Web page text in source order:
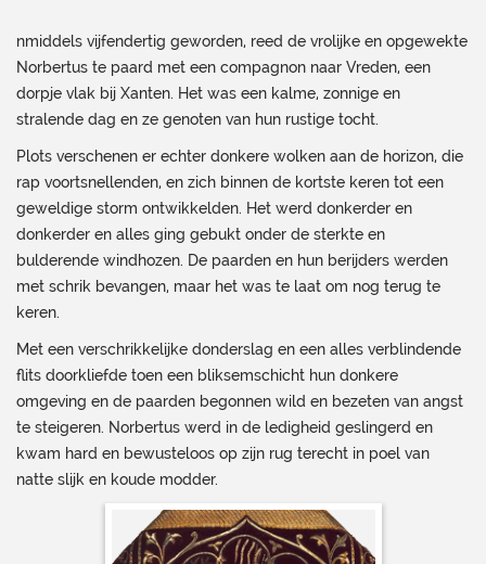
nmiddels vijfendertig geworden, reed de vrolijke en opgewekte
Norbertus te paard met een compagnon naar Vreden, een
dorpje vlak bij Xanten. Het was een kalme, zonnige en
stralende dag en ze genoten van hun rustige tocht.
Plots verschenen er echter donkere wolken aan de horizon, die
rap voortsnellenden, en zich binnen de kortste keren tot een
geweldige storm ontwikkelden. Het werd donkerder en
donkerder en alles ging gebukt onder de sterkte en
bulderende windhozen. De paarden en hun berijders werden
met schrik bevangen, maar het was te laat om nog terug te
keren.
Met een verschrikkelijke donderslag en een alles verblindende
flits doorkliefde toen een bliksemschicht hun donkere
omgeving en de paarden begonnen wild en bezeten van angst
te steigeren. Norbertus werd in de ledigheid geslingerd en
kwam hard en bewusteloos op zijn rug terecht in poel van
natte slijk en koude modder.